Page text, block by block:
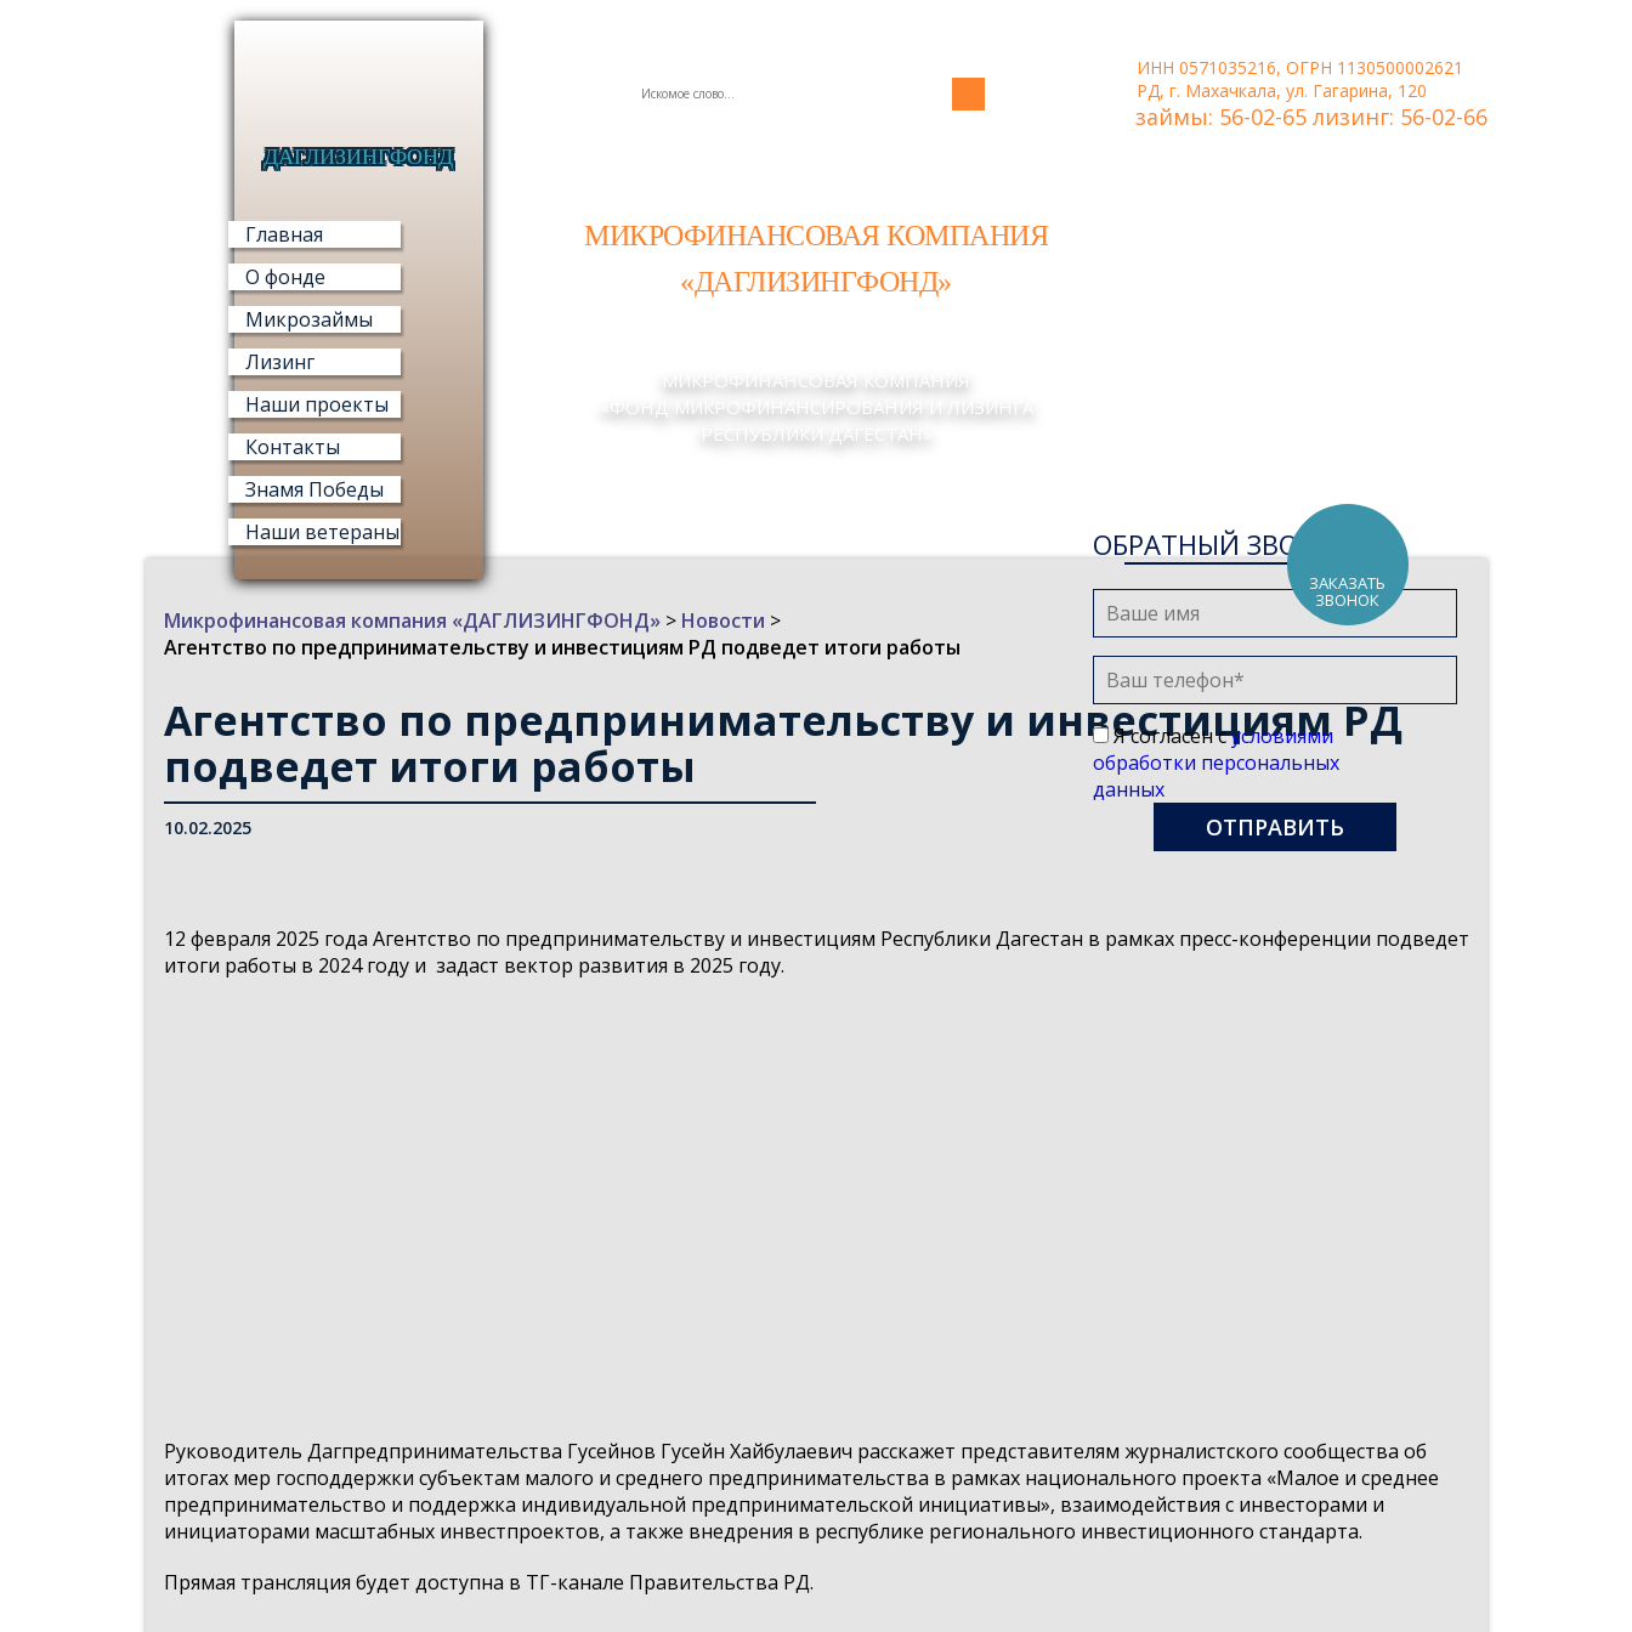
ДАГЛИЗИНГФОНД
Главная
О фонде
Микрозаймы
Лизинг
Наши проекты
Контакты
Знамя Победы
Наши ветераны
ИНН 0571035216, ОГРН 1130500002621
РД, г. Махачкала, ул. Гагарина, 120
займы: 56-02-65 лизинг: 56-02-66
МИКРОФИНАНСОВАЯ КОМПАНИЯ
«ДАГЛИЗИНГФОНД»
МИКРОФИНАНСОВАЯ КОМПАНИЯ
«ФОНД МИКРОФИНАНСИРОВАНИЯ И ЛИЗИНГА
РЕСПУБЛИКИ ДАГЕСТАН»
ЗАКАЗАТЬ
ЗВОНОК
ОБРАТНЫЙ ЗВОНОК
Я согласен сусловиями
обработки персональных
данных
Микрофинансовая компания «ДАГЛИЗИНГФОНД»> Новости >
Агентство по предпринимательству и инвестициям РД подведет итоги работы
Агентство по предпринимательству и инвестициям РД
подведет итоги работы
10.02.2025
12 февраля 2025 года Агентство по предпринимательству и инвестициям Республики Дагестан в рамках пресс-конференции подведет
итоги работы в 2024 году и задаст вектор развития в 2025 году.
Руководитель Дагпредпринимательства Гусейнов Гусейн Хайбулаевич расскажет представителям журналистского сообщества об
итогах мер господдержки субъектам малого и среднего предпринимательства в рамках национального проекта «Малое и среднее
предпринимательство и поддержка индивидуальной предпринимательской инициативы», взаимодействия с инвесторами и
инициаторами масштабных инвестпроектов, а также внедрения в республике регионального инвестиционного стандарта.
Прямая трансляция будет доступна в ТГ-канале Правительства РД.